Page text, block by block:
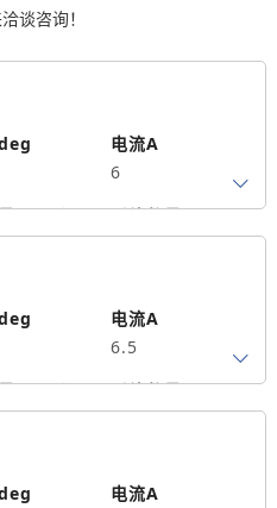
谈咨询！
电流A
6
g.cm²
引线数量
4
115
电流A
6.5
g.cm²
引线数量
4
150
电流A